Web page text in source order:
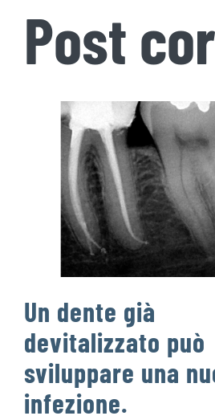
Post
Un dente già
devitalizzato può
sviluppare una
infezione.